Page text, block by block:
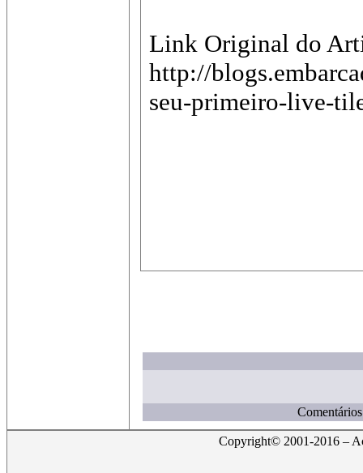
Link Original do
http://
seu-primeiro-live-
Copyright© 2001-2016 –